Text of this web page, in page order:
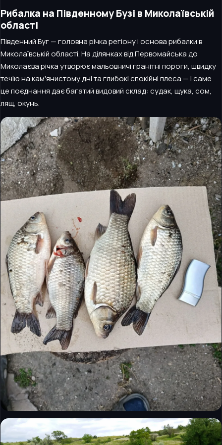
Рибалка на Південному Бузі в Миколаївській
області
Південний Буг — головна річка регіону і основа рибалки в
Миколаївській області. На ділянках від Первомайська до
Миколаєва річка утворює мальовничі гранітні пороги, швидку
течію на кам'янистому дні та глибокі спокійні плеса — і саме
це поєднання дає багатий видовий склад: судак, щука, сом,
лящ, окунь.